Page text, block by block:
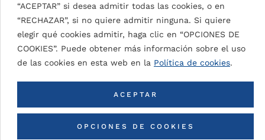
“ACEPTAR” si desea admitir todas las cookies, o en
“RECHAZAR”, si no quiere admitir ninguna. Si quiere
elegir qué cookies admitir, haga clic en “OPCIONES DE
COOKIES”. Puede obtener más información sobre el uso
de las cookies en esta web en la Política de cookies.
OPCIONES DE COOKIES
ACEPTAR
SIGNAL WHITE 9003